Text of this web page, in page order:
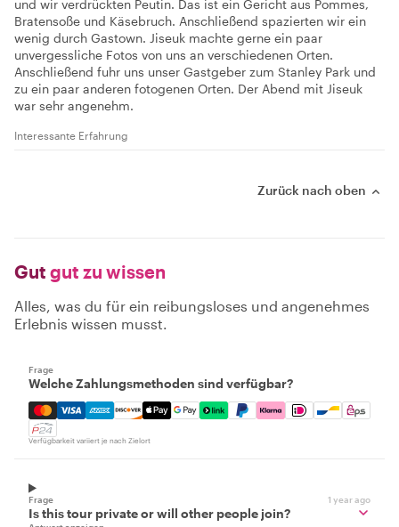
und wir verdrückten Peutin. Das ist ein Gericht aus Pommes,
Bratensoße und Käsebruch. Anschließend spazierten wir ein
wenig durch Gastown. Jiseuk machte gerne ein paar
unvergessliche Fotos von uns an verschiedenen Orten.
Anschließend fuhr uns unser Gastgeber zum Stanley Park und
zu ein paar anderen fotogenen Orten. Der Abend mit Jiseuk
war sehr angenehm.
Interessante Erfahrung
Zurück nach oben
Gut gut zu wissen
Alles, was du für ein reibungsloses und angenehmes
Erlebnis wissen musst.
Frage
Welche Zahlungsmethoden sind verfügbar?
Mastercard, Visa, Amex, Discover, Apple Pay, Google
Verfügbarkeit variiert je nach Zielort
Frage 1 year ago
Is this tour private or will other people join?